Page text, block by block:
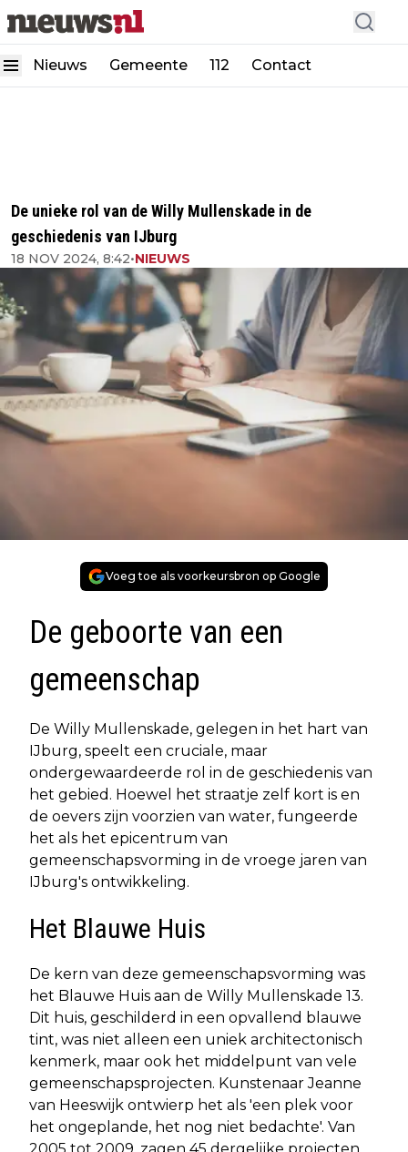
Nieuws Gemeente 112 Contact
De unieke rol van de Willy Mullenskade in de
geschiedenis van IJburg
18 NOV 2024, 8:42•NIEUWS
Voeg toe als voorkeursbron op Google
De geboorte van een
gemeenschap
De Willy Mullenskade, gelegen in het hart van
IJburg, speelt een cruciale, maar
ondergewaardeerde rol in de geschiedenis van
het gebied. Hoewel het straatje zelf kort is en
de oevers zijn voorzien van water, fungeerde
het als het epicentrum van
gemeenschapsvorming in de vroege jaren van
IJburg's ontwikkeling.
Het Blauwe Huis
De kern van deze gemeenschapsvorming was
het Blauwe Huis aan de Willy Mullenskade 13.
Dit huis, geschilderd in een opvallend blauwe
tint, was niet alleen een uniek architectonisch
kenmerk, maar ook het middelpunt van vele
gemeenschapsprojecten. Kunstenaar Jeanne
van Heeswijk ontwierp het als 'een plek voor
het ongeplande, het nog niet bedachte'. Van
2005 tot 2009, zagen 45 dergelijke projecten